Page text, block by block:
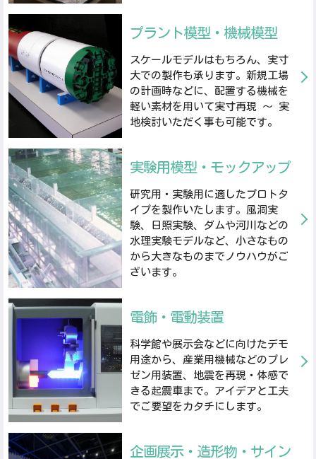
プラント模型・機械模型
スケールモデルはもちろん、実寸
大での製作も承ります。新規工場
の計画時などに、配置する機械を
軽い素材を用いて実寸再現 ～ 実
地検討いただく事も可能です。
実験用模型・モックアップ
研究用・実験用に適したプロトタ
イプを製作いたします。風洞実
験、日照実験、ダムや河川などの
水理実験モデルなど、小さなもの
から大きなものまでノウハウがご
ざいます。
電飾・電動装置
科学館や展示会などに向けたデモ
用途から、産業用機械などのプレ
ゼン用装置、地震を再現・体感で
きる起震車まで。アイデアと工夫
でご要望をカタチにします。
企画展示・造形物・サイン